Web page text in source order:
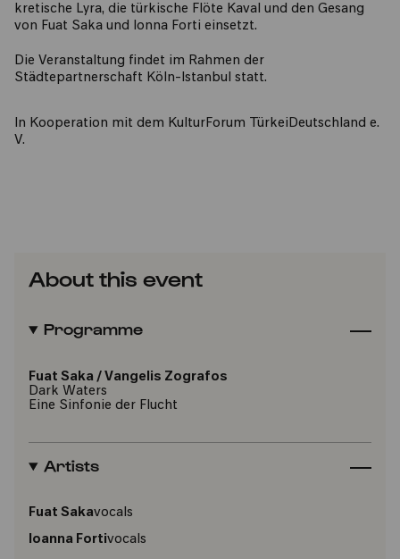
kretische Lyra, die türkische Flöte Kaval und den Gesang
von Fuat Saka und Ionna Forti einsetzt.
Die Veranstaltung findet im Rahmen der
Städtepartnerschaft Köln-Istanbul statt.
In Kooperation mit dem KulturForum TürkeiDeutschland e.
V.
About this event
Programme
Fuat Saka / Vangelis Zografos
Dark Waters
Eine Sinfonie der Flucht
Artists
Fuat Sakavocals
Ioanna Fortivocals